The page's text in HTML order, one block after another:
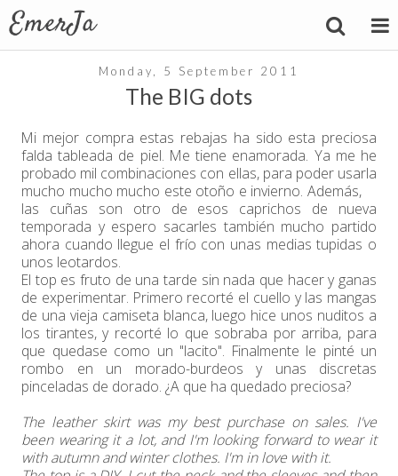
Monday, 5 September 2011
The BIG dots
Mi mejor compra estas rebajas ha sido esta preciosa
falda tableada de piel. Me tiene enamorada. Ya me he
probado mil combinaciones con ellas, para poder usarla
mucho mucho mucho este otoño e invierno. Además,
las cuñas son otro de esos caprichos de nueva
temporada y espero sacarles también mucho partido
ahora cuando llegue el frío con unas medias tupidas o
unos leotardos.
El top es fruto de una tarde sin nada que hacer y ganas
de experimentar. Primero recorté el cuello y las mangas
de una vieja camiseta blanca, luego hice unos nuditos a
los tirantes, y recorté lo que sobraba por arriba, para
que quedase como un "lacito". Finalmente le pinté un
rombo en un morado-burdeos y unas discretas
pinceladas de dorado. ¿A que ha quedado preciosa?
The leather skirt was my best purchase on sales. I've
been wearing it a lot, and I'm looking forward to wear it
with autumn and winter clothes. I'm in love with it.